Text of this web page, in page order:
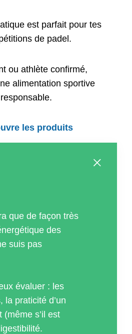
est parfait pour tes
de padel.
ou athlète confirmé,
alimentation sportive
les produits
que de façon très
des
suis pas
évaluer : les
la praticité d’un
(même s’il est